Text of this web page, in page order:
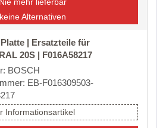
keine Alternativen
| Ersatzteile für
20S | F016A58217
BOSCH
EB-F016309503-
Informationsartikel